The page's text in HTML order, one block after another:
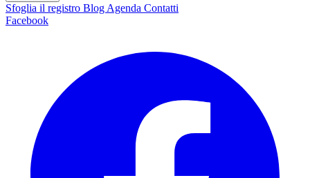
Sfoglia il registro Blog Agenda Contatti
Facebook